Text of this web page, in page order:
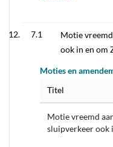
7.1
Motie
ook in en om
Moties en
Titel
Motie vreemd
sluipverkeer ook